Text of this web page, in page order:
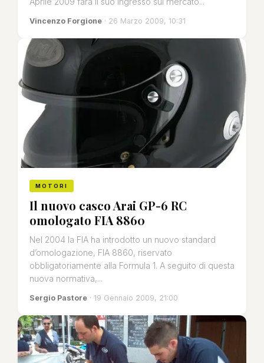
Vincenzo Forgione · 26 Marzo 2009, 10:31
MOTORI
Il nuovo casco Arai GP-6 RC
omologato FIA 8860
Nel 2004 la FIA ha introdotto un nuovo standard
d’omologazione, FIA 8860, riservato
obbligatoriamente alla Formula 1. A seguito di questa
nuova normativa,...
Sergio Pastore · 19 Gennaio 2009, 21:00